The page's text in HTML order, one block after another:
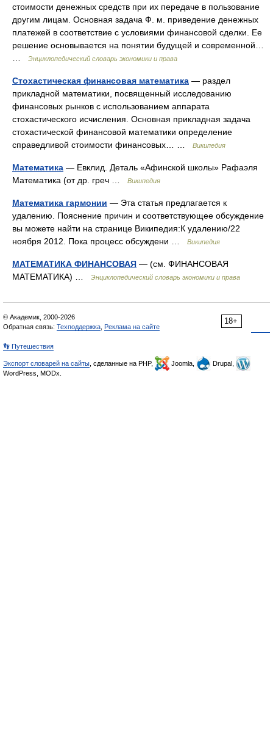
стоимости денежных средств при их передаче в пользование
другим лицам. Основная задача Ф. м. приведение денежных
платежей в соответствие с условиями финансовой сделки. Ее
решение основывается на понятии будущей и современной…
Энциклопедический словарь экономики и права
Стохастическая финансовая математика — раздел
прикладной математики, посвященный исследованию
финансовых рынков с использованием аппарата
стохастического исчисления. Основная прикладная задача
стохастической финансовой математики определение
справедливой стоимости финансовых… …
Википедия
Математика — Евклид. Деталь «Афинской школы» Рафаэля
Математика (от др. греч …
Википедия
Математика гармонии — Эта статья предлагается к
удалению. Пояснение причин и соответствующее обсуждение
вы можете найти на странице Википедия:К удалению/22
ноября 2012. Пока процесс обсуждени …
Википедия
МАТЕМАТИКА ФИНАНСОВАЯ — (см. ФИНАНСОВАЯ
МАТЕМАТИКА) …
Энциклопедический словарь экономики и права
18+
© Академик, 2000-2026
Обратная связь: Техподдержка Реклама на сайте
👣 Путешествия
Экспорт словарей на сайты , сделанные на PHP, Joomla,
Drupal,
WordPress, MODx.